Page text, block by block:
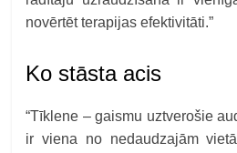
novērtēt terapijas efektivitāti.”
Ko stāsta acis
“Tīklene – gaismu uztverošie
ir viena no nedaudzajām